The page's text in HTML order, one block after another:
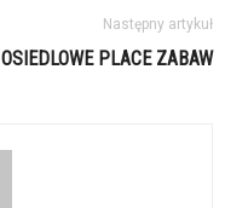
Następny artykuł
OSIEDLOWE PLACE ZABAW